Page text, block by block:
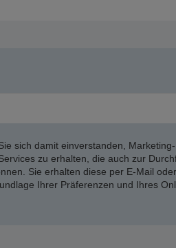
sich damit einverstanden,
zu erhalten, die auch zur
Sie erhalten diese per E-Mail
Ihrer Präferenzen und Ihres